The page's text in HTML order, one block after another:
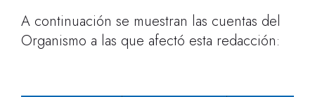
A continuación se muestran las cuentas del
Organismo a las que afectó esta redacción: